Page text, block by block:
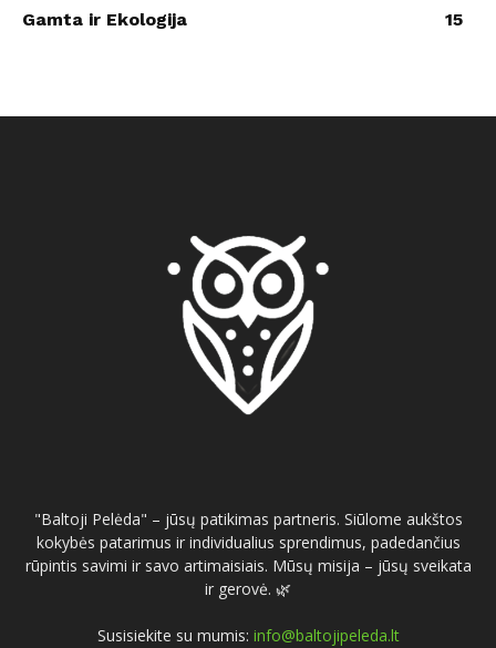
Gamta ir Ekologija
15
"Baltoji Pelėda" – jūsų patikimas partneris. Siūlome aukštos
kokybės patarimus ir individualius sprendimus, padedančius
rūpintis savimi ir savo artimaisiais. Mūsų misija – jūsų sveikata
ir gerovė. 🌿
Susisiekite su mumis: info@baltojipeleda.lt